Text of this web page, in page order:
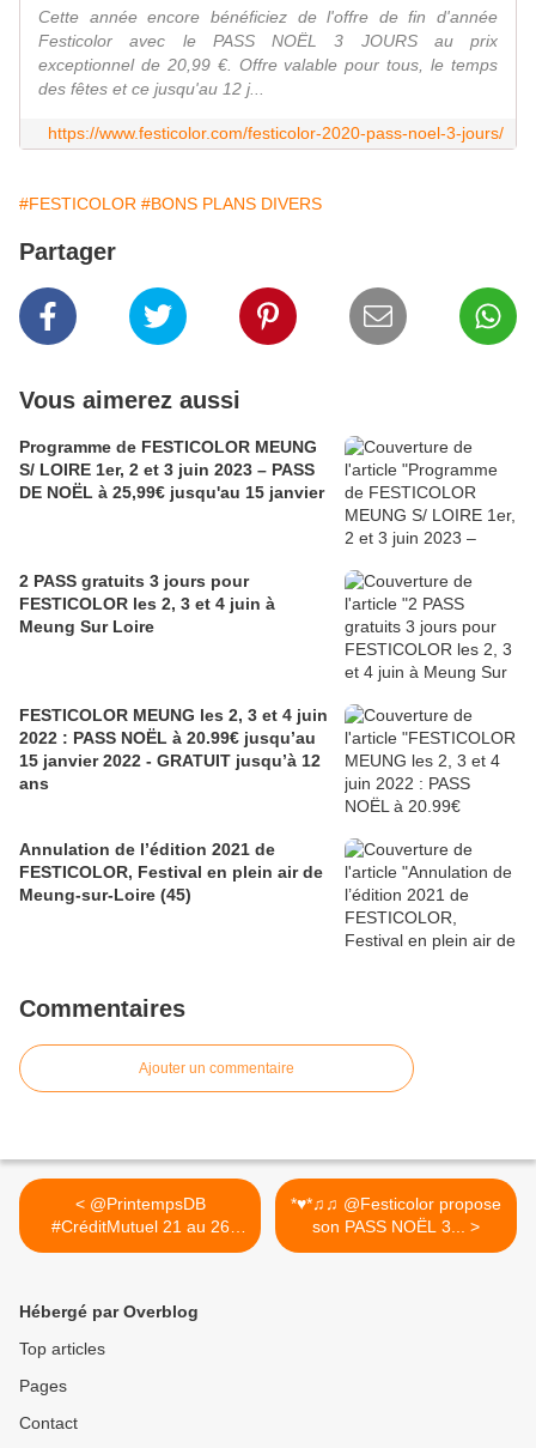
Cette année encore bénéficiez de l'offre de fin d'année
Festicolor avec le PASS NOËL 3 JOURS au prix
exceptionnel de 20,99 €. Offre valable pour tous, le temps
des fêtes et ce jusqu'au 12 j...
https://www.festicolor.com/festicolor-2020-pass-noel-3-jours/
#FESTICOLOR #BONS PLANS DIVERS
Partager
Vous aimerez aussi
Programme de FESTICOLOR MEUNG
S/ LOIRE 1er, 2 et 3 juin 2023 – PASS
DE NOËL à 25,99€ jusqu'au 15 janvier
2 PASS gratuits 3 jours pour
FESTICOLOR les 2, 3 et 4 juin à
Meung Sur Loire
FESTICOLOR MEUNG les 2, 3 et 4 juin
2022 : PASS NOËL à 20.99€ jusqu’au
15 janvier 2022 - GRATUIT jusqu’à 12
ans
Annulation de l’édition 2021 de
FESTICOLOR, Festival en plein air de
Meung-sur-Loire (45)
Commentaires
Ajouter un commentaire
< @PrintempsDB
#CréditMutuel 21 au 26
avril 2020...
*♥*♫♫ @Festicolor propose
son PASS NOËL 3... >
Hébergé par Overblog
Top articles
Pages
Contact